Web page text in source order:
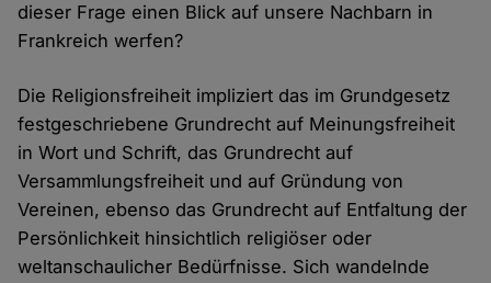
dieser Frage einen Blick auf unsere Nachbarn in
Frankreich werfen?
Die Religionsfreiheit impliziert das im Grundgesetz
festgeschriebene Grundrecht auf Meinungsfreiheit
in Wort und Schrift, das Grundrecht auf
Versammlungsfreiheit und auf Gründung von
Vereinen, ebenso das Grundrecht auf Entfaltung der
Persönlichkeit hinsichtlich religiöser oder
weltanschaulicher Bedürfnisse. Sich wandelnde